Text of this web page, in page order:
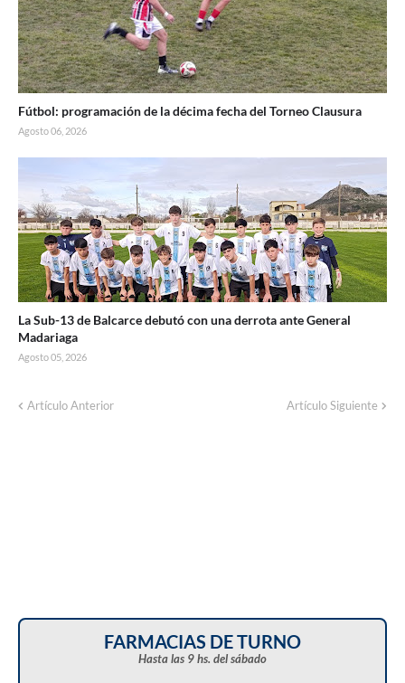
Fútbol: programación de la décima fecha del Torneo Clausura
Agosto 06, 2026
La Sub-13 de Balcarce debutó con una derrota ante General
Madariaga
Agosto 05, 2026
Artículo Anterior Artículo Siguiente
FARMACIAS DE TURNO
Hasta las 9 hs. del sábado